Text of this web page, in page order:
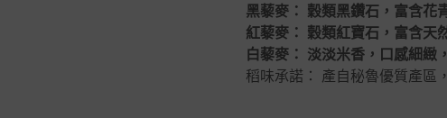
黑藜麥： 穀類黑鑽石，富含花
紅藜麥： 穀類紅寶石，富含天
白藜麥： 淡淡米香，口感細緻
稻味承諾： 產自秘魯優質產區